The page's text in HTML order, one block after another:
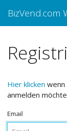
BizVend.com
Hier klicken wenn
anmelden
Email